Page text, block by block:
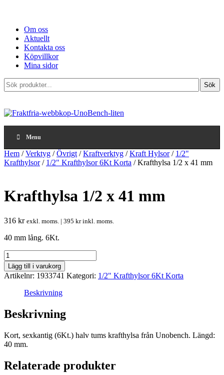
Om oss
Aktuellt
Kontakta oss
Köpvillkor
Mina sidor
Sök
produkter...
Sök
Menu
Hem /Verktyg /Övrigt /Kraftverktyg /Kraft Hylsor/ 1/2"
Krafthylsor/ 1/2" Krafthylsor 6Kt Korta / Krafthylsa 1/2 x 41 mm
Krafthylsa 1/2 x 41 mm
316 kr exkl. moms. | 395 krinkl. moms.
40 mm lång. 6Kt.
Krafthylsa
1/2
x
41
mängd
Lägg till i varukorg
Artikelnr: 1933741 Kategori: 1/2" Krafthylsor 6Kt Korta
Beskrivning
Beskrivning
Kort, sexkantig (6Kt.) halv tums krafthylsa från Unobench. Längd:
40 mm.
Relaterade produkter